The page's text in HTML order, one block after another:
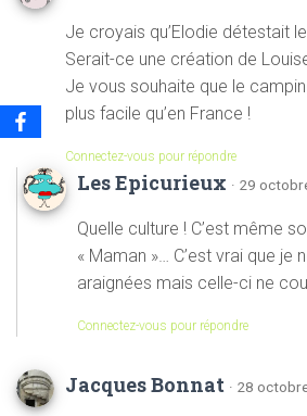
Je croyais qu’Elodie détestait
Serait-ce une création de
Je vous souhaite que le
plus facile qu’en France !
Connectez-vous pour répondre
Les Epicurieux · 29
Quelle culture ! C’est même
« Maman »… C’est vrai que je
araignées mais celle-ci ne
Connectez-vous pour répondre
Jacques Bonnat · 28